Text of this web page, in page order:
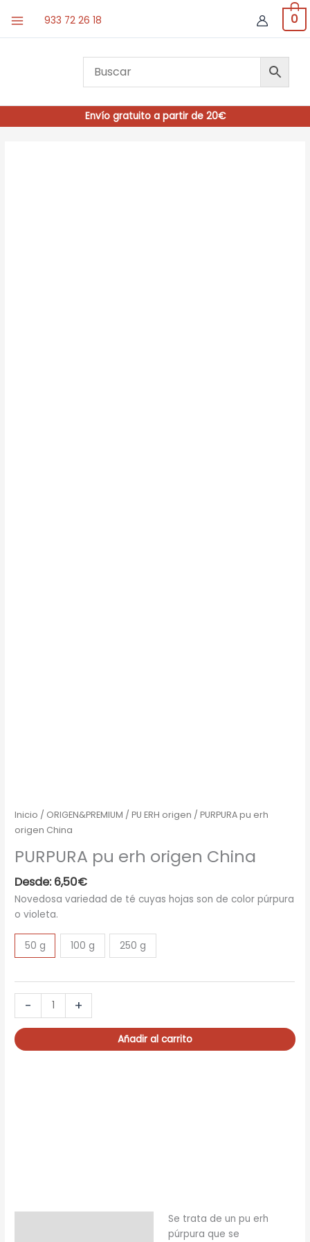
contenido
933 72 26 18 0
Envío gratuito a partir de 20€
Inicio / ORIGEN&PREMIUM /PU ERH origen / PURPURA pu erh
origen China
PURPURA pu erh origen China
Desde:6,50€
Novedosa variedad de té cuyas hojas son de color púrpura
o violeta.
50 g 100 g 250 g
-
PURPURA
pu
erh
origen
+
Añadir al carrito
Se trata de un pu erh
púrpura que se